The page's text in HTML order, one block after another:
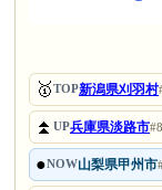
🥇TOP新潟県刈羽村
⏫UP兵庫県淡路市
●NOW山梨県甲州市